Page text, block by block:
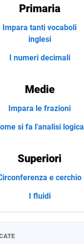
Primaria
Impara tanti vocaboli
inglesi
I numeri decimali
Medie
Impara le frazioni
si fa l'analisi logica
Superiori
e cerchio
I fluidi